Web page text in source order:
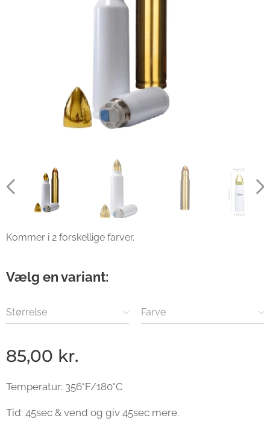
Kommer i 2 forskellige farver.
Vælg en variant:
Størrelse Farve
85,00 kr.
Temperatur: 356°F/180°C
Tid: 45sec & vend og giv 45sec mere.